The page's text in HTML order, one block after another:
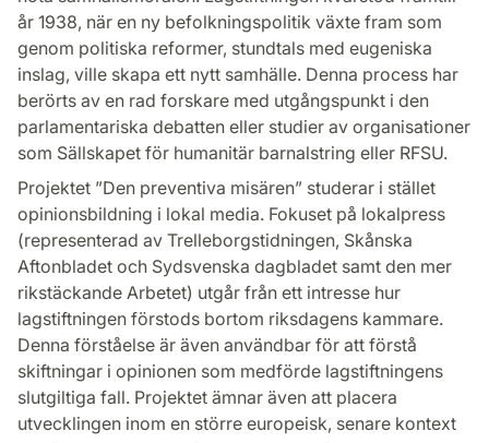
år 1938, när en ny befolkningspolitik växte fram som
genom politiska reformer, stundtals med eugeniska
inslag, ville skapa ett nytt samhälle. Denna process har
berörts av en rad forskare med utgångspunkt i den
parlamentariska debatten eller studier av organisationer
som Sällskapet för humanitär barnalstring eller RFSU.
Projektet ”Den preventiva misären” studerar i stället
opinionsbildning i lokal media. Fokuset på lokalpress
(representerad av Trelleborgstidningen, Skånska
Aftonbladet och Sydsvenska dagbladet samt den mer
rikstäckande Arbetet) utgår från ett intresse hur
lagstiftningen förstods bortom riksdagens kammare.
Denna förståelse är även användbar för att förstå
skiftningar i opinionen som medförde lagstiftningens
slutgiltiga fall. Projektet ämnar även att placera
utvecklingen inom en större europeisk, senare kontext